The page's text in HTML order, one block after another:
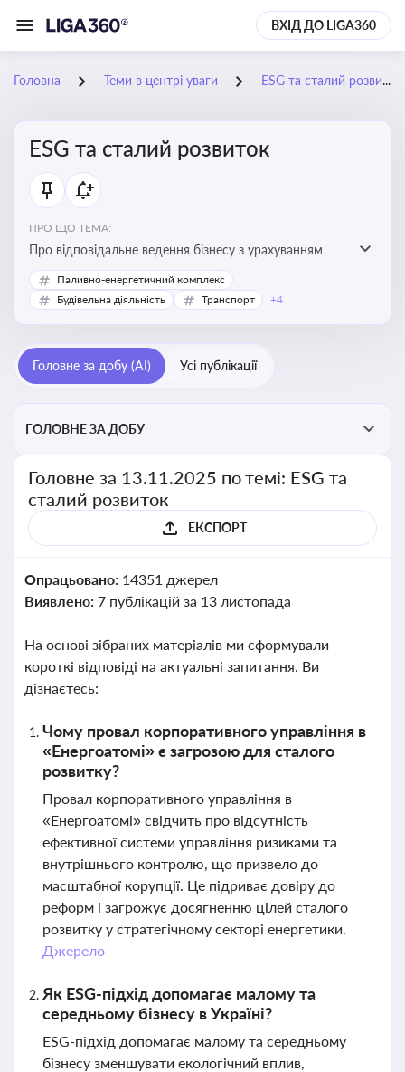
ВХІД ДО LIGA360
Головна Теми в центрі уваги ESG та сталий розвиток
ESG та сталий розвиток
ПРО ЩО ТЕМА:
Про відповідальне ведення бізнесу з урахуванням
екологічних, соціальних та управлінських факторів
для досягнення довгострокової сталості
Паливно-енергетичний комплекс
Будівельна діяльність
Транспорт +4
Головне за добу (AI) Усі публікації
ГОЛОВНЕ ЗА ДОБУ
Головне за 13.11.2025 по темі: ESG та
сталий розвиток
ЕКСПОРТ
Опрацьовано: 14351 джерел
Виявлено: 7 публікацій за 13 листопада
На основі зібраних матеріалів ми сформували
короткі відповіді на актуальні запитання. Ви
дізнаєтесь:
Чому провал корпоративного управління в
«Енергоатомі» є загрозою для сталого
розвитку?
Провал корпоративного управління в
«Енергоатомі» свідчить про відсутність
ефективної системи управління ризиками та
внутрішнього контролю, що призвело до
масштабної корупції. Це підриває довіру до
реформ і загрожує досягненню цілей сталого
розвитку у стратегічному секторі енергетики.
Джерело
Як ESG-підхід допомагає малому та
середньому бізнесу в Україні?
ESG-підхід допомагає малому та середньому
бізнесу зменшувати екологічний вплив,